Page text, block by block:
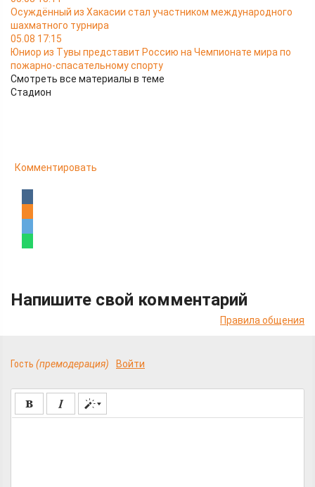
Осуждённый из Хакасии стал участником международного
шахматного турнира
05.08 17:15
Юниор из Тувы представит Россию на Чемпионате мира по
пожарно-спасательному спорту
Смотреть все материалы в теме
Стадион
Комментировать
Напишите свой комментарий
Правила общения
Гость (премодерация) Войти